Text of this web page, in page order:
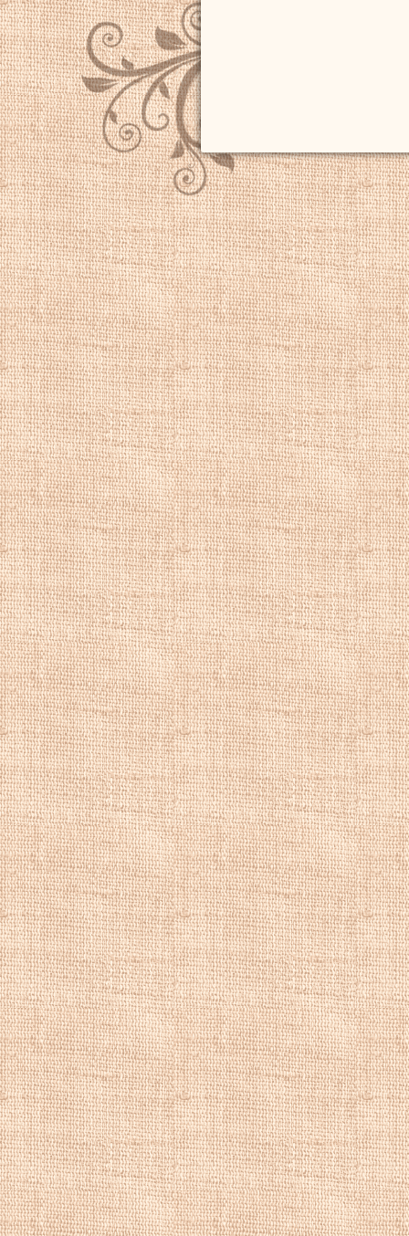
Франции,
Хоена, Дж. К.
Вайссенбруха.
голландскими и
До 1857 года
Амстердаме, где
Уолдорпполучил
назначен
рыцарем в
Вильгельмом II и
Уильямом.
Картины
картины пейзаж.